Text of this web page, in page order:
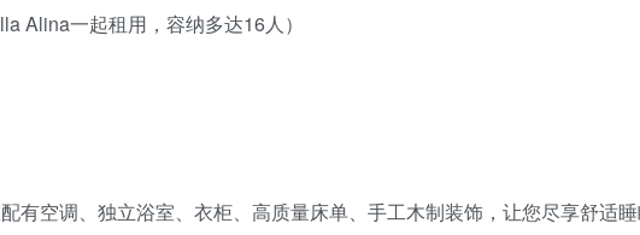
Alina一起租用，容纳多达16人）
有空调、独立浴室、衣柜、高质量床单、手工木制装饰，让您尽享舒适